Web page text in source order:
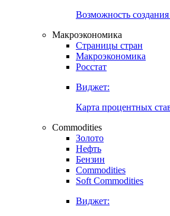
Возможность создания
Макроэкономика
Страницы стран
Макроэкономика
Росстат
Виджет:
Карта процентных
Commodities
Золото
Нефть
Бензин
Commodities
Soft Commodities
Виджет: